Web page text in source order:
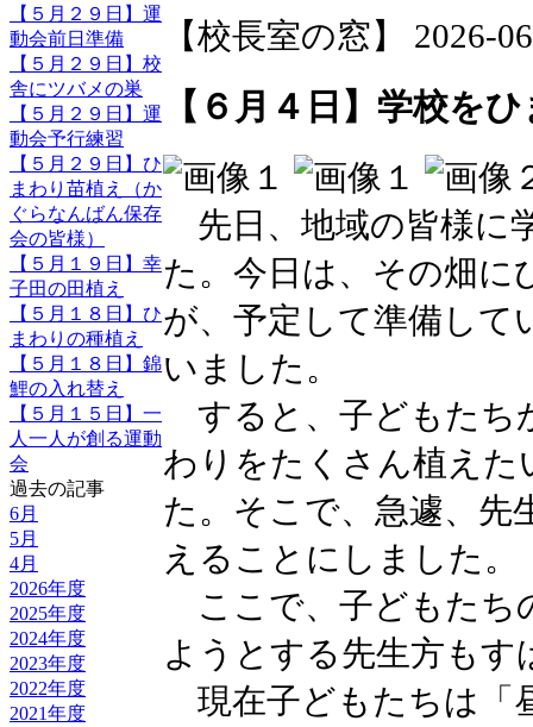
【５月２９日】運
動会前日準備
【５月２９日】校
舎にツバメの巣
【５月２９日】運
動会予行練習
【５月２９日】ひ
まわり苗植え（か
ぐらなんばん保存
会の皆様）
【５月１９日】幸
子田の田植え
【５月１８日】ひ
まわりの種植え
【５月１８日】錦
鯉の入れ替え
【５月１５日】一
人一人が創る運動
会
過去の記事
6月
5月
4月
2026年度
2025年度
2024年度
2023年度
2022年度
2021年度
【校長室の窓】 2026-
【６月４日】学校を
先日、地域の皆様に
た。今日は、その畑
が、予定して準備して
いました。
すると、子どもたち
わりをたくさん植え
た。そこで、急遽、先
えることにしました。
ここで、子どもたち
ようとする先生方も
現在子どもたちは「